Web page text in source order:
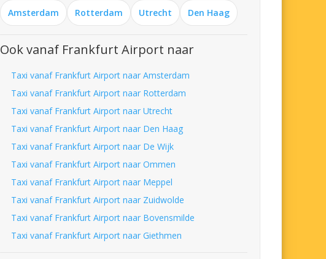
Amsterdam Rotterdam Utrecht Den Haag
Ook vanaf Frankfurt Airport naar
Taxi vanaf Frankfurt Airport naar Amsterdam
Taxi vanaf Frankfurt Airport naar Rotterdam
Taxi vanaf Frankfurt Airport naar Utrecht
Taxi vanaf Frankfurt Airport naar Den Haag
Taxi vanaf Frankfurt Airport naar De Wijk
Taxi vanaf Frankfurt Airport naar Ommen
Taxi vanaf Frankfurt Airport naar Meppel
Taxi vanaf Frankfurt Airport naar Zuidwolde
Taxi vanaf Frankfurt Airport naar Bovensmilde
Taxi vanaf Frankfurt Airport naar Giethmen